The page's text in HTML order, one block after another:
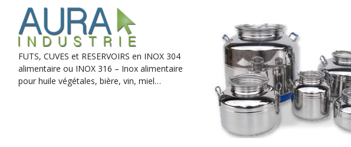
content
FUTS, CUVES et RESERVOIRS en INOX 304
alimentaire ou INOX 316 – Inox alimentaire
pour huile végétales, bière, vin, miel…